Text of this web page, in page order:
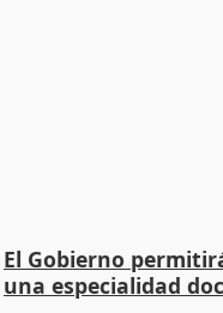
El Gobierno
una especialidad